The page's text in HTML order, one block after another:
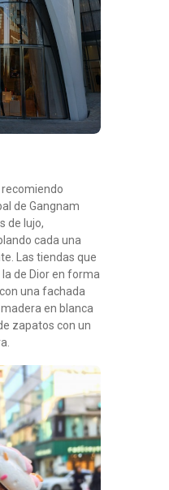
de Gangnam
de lujo,
cada una
Las tiendas que
de Dior en forma
una fachada
en blanca
zapatos con un